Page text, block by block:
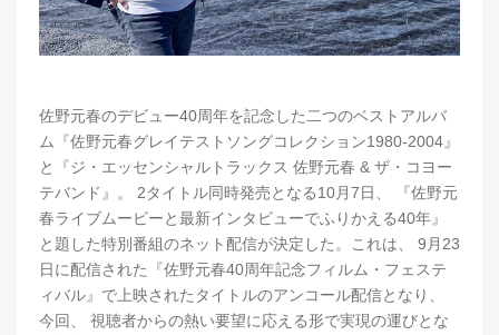
佐野元春のデビュー40周年を記念した二つのベストアルバ
ム『佐野元春グレイテストソングコレクション1980-2004』
と『ジ・エッセンシャルトラックス 佐野元春 & ザ・コヨー
テバンド』。 2タイトル同時発売となる10月7日、 『佐野元
春ライブムービーと最新インタビューでふりかえる40年』
と題した特別番組のネット配信が決定した。これは、 9月23
日に配信された『佐野元春40周年記念フィルム・フェステ
ィバル』で上映されたタイトルのアンコール配信となり、
今回、 視聴者からの熱い要望に応える形で実現の運びとな